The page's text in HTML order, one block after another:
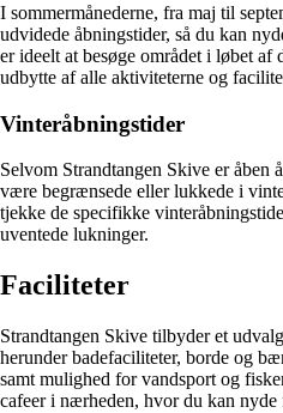
I sommermånederne, fra maj til
udvidede åbningstider, så du kan
er ideelt at besøge området i løbet
udbytte af alle aktiviteterne og
Vinteråbningstider
Selvom Strandtangen Skive er åben
være begrænsede eller lukkede i
tjekke de specifikke
uventede lukninger.
Faciliteter
Strandtangen Skive tilbyder et
herunder badefaciliteter, borde og
samt mulighed for vandsport og
cafeer i nærheden, hvor du kan